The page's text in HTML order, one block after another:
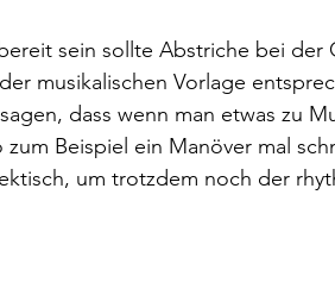
sein sollte Abstriche bei der
musikalischen Vorlage
dass wenn man etwas zu
Beispiel ein Manöver mal
um trotzdem noch der